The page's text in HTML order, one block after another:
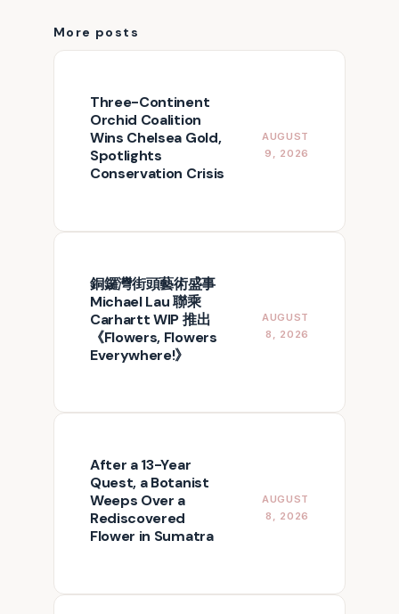
More posts
Three-Continent
Orchid Coalition
Wins Chelsea Gold,
Spotlights
Conservation Crisis
AUGUST
9, 2026
銅鑼灣街頭藝術盛事
Michael Lau 聯乘
Carhartt WIP 推出
《Flowers, Flowers
Everywhere!》
AUGUST
8, 2026
After a 13-Year
Quest, a Botanist
Weeps Over a
Rediscovered
Flower in Sumatra
AUGUST
8, 2026